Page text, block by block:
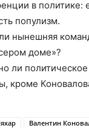
в политике:
популизм.
нынешняя
доме»?
ли
кроме
Валентин